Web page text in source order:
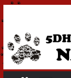
do
treści